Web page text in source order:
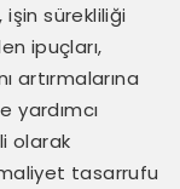
işin sürekliliği
ipuçları,
artırmalarına
yardımcı
olarak
tasarrufu